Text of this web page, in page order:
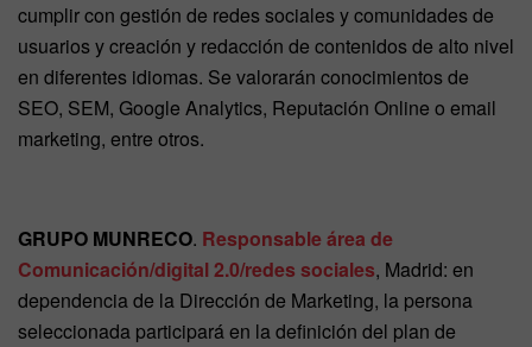
cumplir con gestión de redes sociales y comunidades de
usuarios y creación y redacción de contenidos de alto nivel
en diferentes idiomas. Se valorarán conocimientos de
SEO, SEM, Google Analytics, Reputación Online o email
marketing, entre otros.
GRUPO MUNRECO. Responsable área de
Comunicación/digital 2.0/redes sociales, Madrid: en
dependencia de la Dirección de Marketing, la persona
seleccionada participará en la definición del plan de